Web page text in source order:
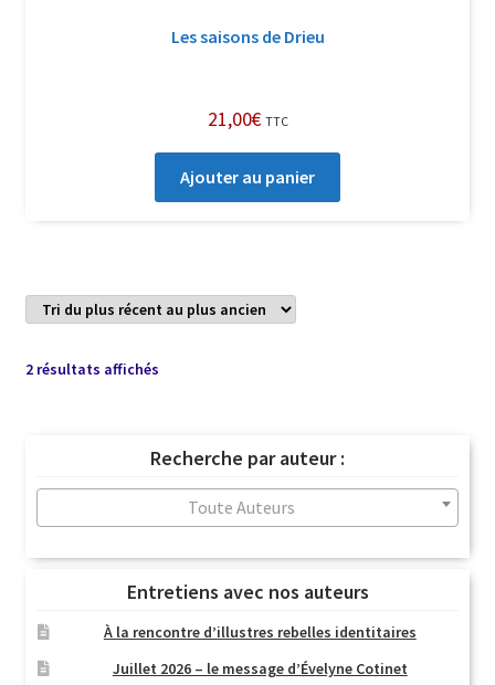
Les saisons de Drieu
21,00€ TTC
Ajouter au panier
2 résultats affichésTrié
au
plus
ancien
Recherche par auteur :
Toute Auteurs
Entretiens avec nos auteurs
À la rencontre d’illustres rebelles identitaires
Juillet 2026 – le message d’Évelyne Cotinet